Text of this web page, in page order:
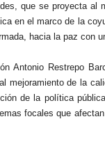
que se proyecta al
en el marco de la
hacia la paz con
Antonio Restrepo
mejoramiento de la
de la política
focales que